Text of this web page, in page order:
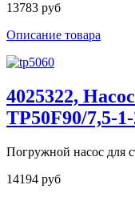
13783 руб
Описание товара
4025322,
TP50F90/7,5-
Погружной насос для
14194 руб